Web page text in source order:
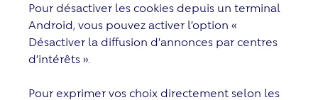
Pour désactiver les cookies depuis un terminal
Android, vous pouvez activer l’option «
Désactiver la diffusion d’annonces par centres
d’intérêts ».
Pour exprimer vos choix directement selon les